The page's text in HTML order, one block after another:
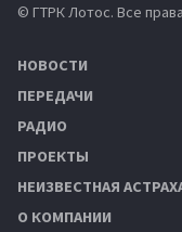
© ГТРК Лотос. Все
НОВОСТИ
ПЕРЕДАЧИ
РАДИО
ПРОЕКТЫ
НЕИЗВЕСТНАЯ
О КОМПАНИИ